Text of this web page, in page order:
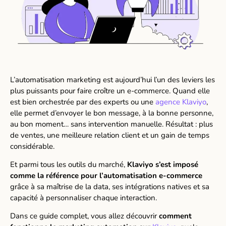
L’automatisation marketing est aujourd’hui l’un des leviers les
plus puissants pour faire croître un e-commerce. Quand elle
est bien orchestrée par des experts ou une agence Klaviyo,
elle permet d’envoyer le bon message, à la bonne personne,
au bon moment… sans intervention manuelle. Résultat : plus
de ventes, une meilleure relation client et un gain de temps
considérable.
Et parmi tous les outils du marché, Klaviyo s’est imposé
comme la référence pour l’automatisation e-commerce
grâce à sa maîtrise de la data, ses intégrations natives et sa
capacité à personnaliser chaque interaction.
Dans ce guide complet, vous allez découvrircomment